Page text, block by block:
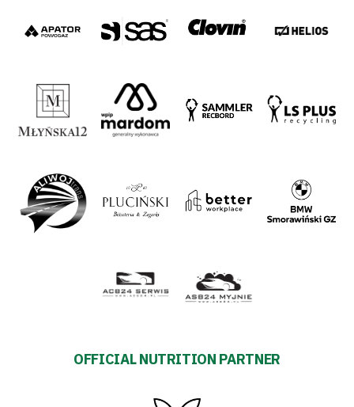
OFFICIAL NUTRITION PARTNER